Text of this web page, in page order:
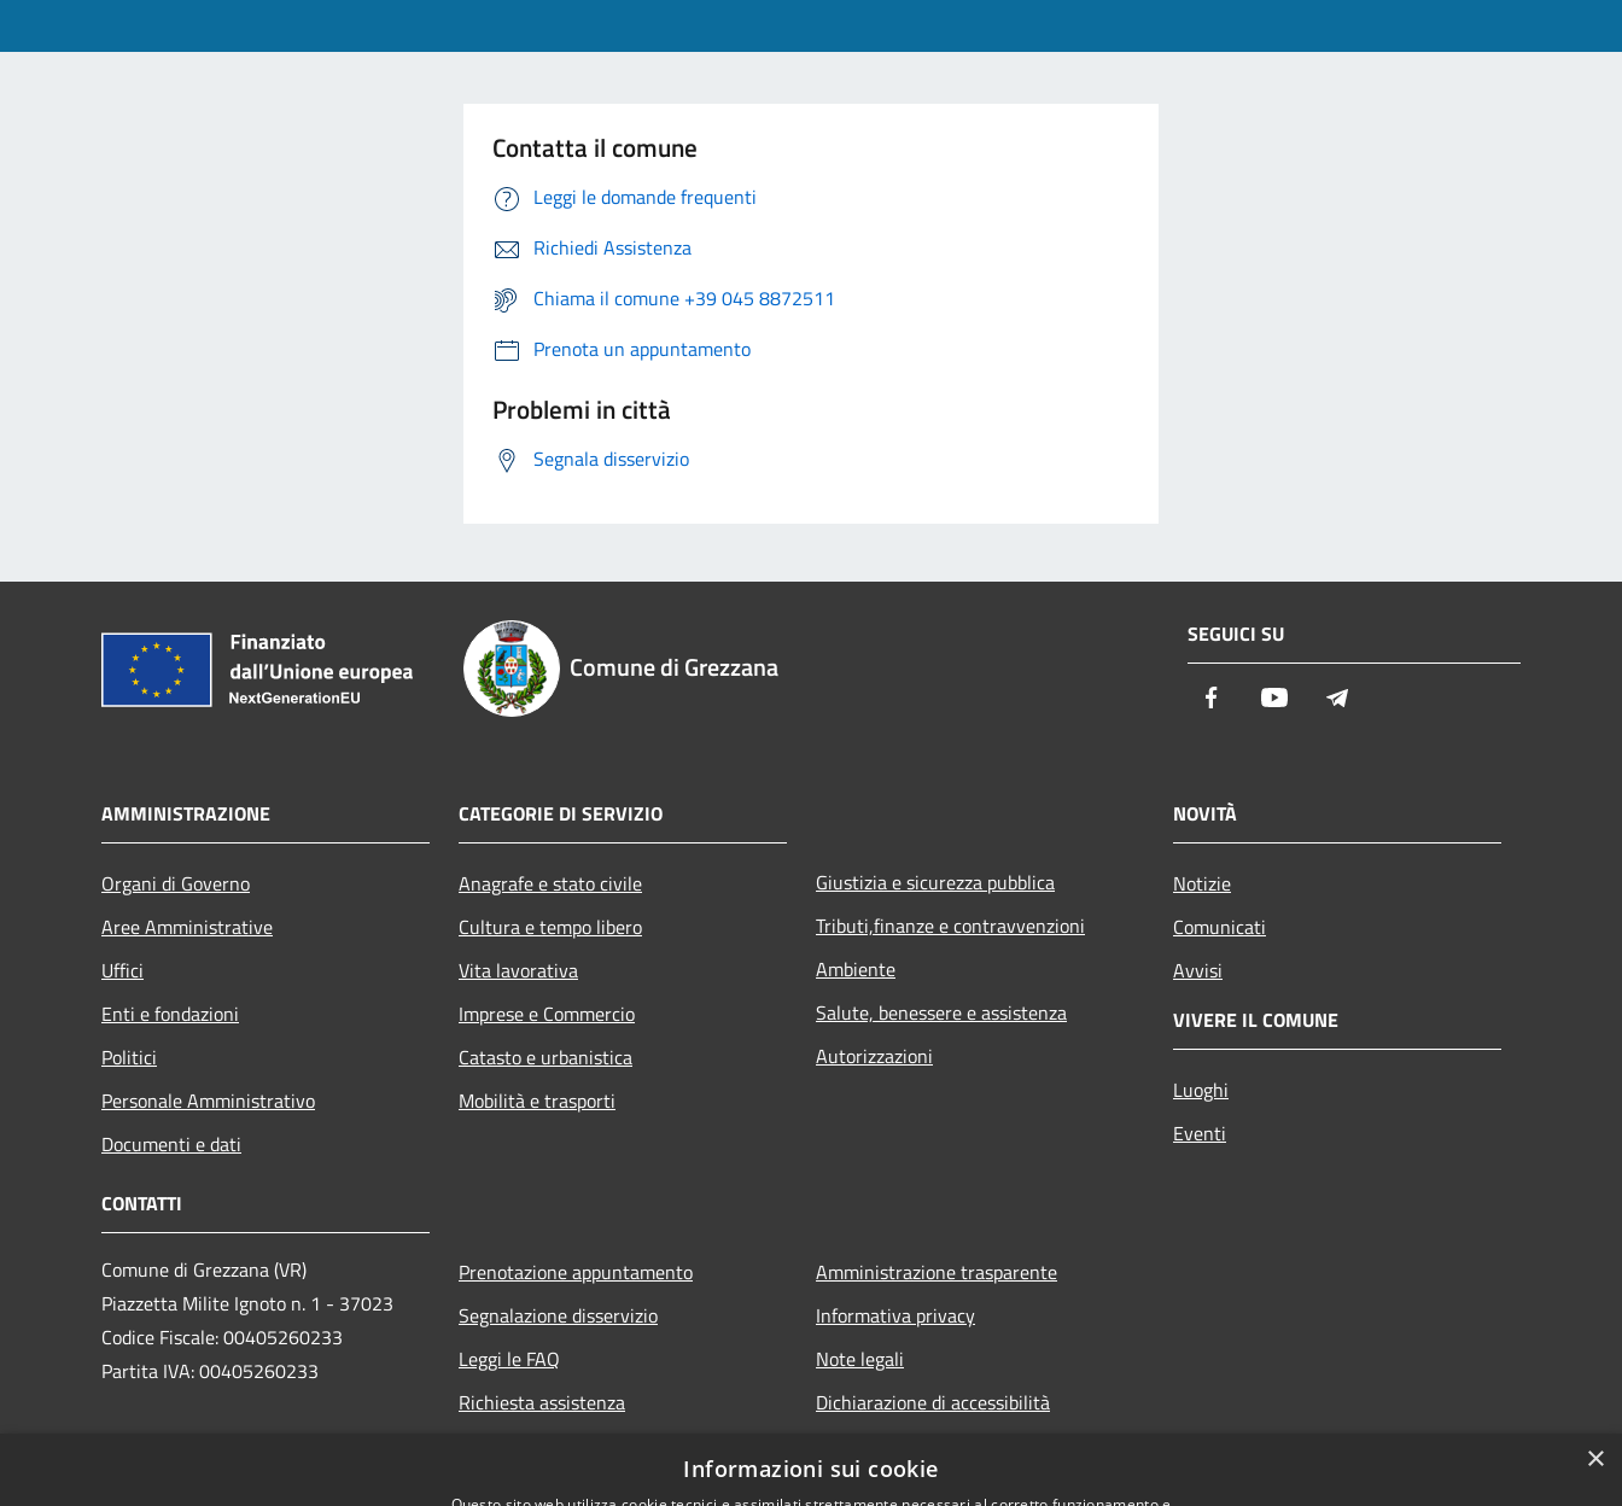
Contatta il comune
Leggi le domande frequenti
Richiedi Assistenza
Chiama il comune +39 045 8872511
Prenota un appuntamento
Problemi in città
Segnala disservizio
Comune di Grezzana
SEGUICI SU
Facebook Youtube
AMMINISTRAZIONE
Organi di Governo
Aree Amministrative
Uffici
Enti e fondazioni
Politici
Personale Amministrativo
Documenti e dati
CATEGORIE DI SERVIZIO
Anagrafe e stato civile
Cultura e tempo libero
Vita lavorativa
Imprese e Commercio
Catasto e urbanistica
Mobilità e trasporti
Giustizia e sicurezza pubblica
Tributi,finanze e contravvenzioni
Ambiente
Salute, benessere e assistenza
Autorizzazioni
NOVITÀ
Notizie
Comunicati
Avvisi
VIVERE IL COMUNE
Luoghi
Eventi
CONTATTI
Comune di Grezzana (VR)
Piazzetta Milite Ignoto n. 1 - 37023
Codice Fiscale: 00405260233
Partita IVA: 00405260233
Prenotazione appuntamento
Segnalazione disservizio
Leggi le FAQ
Richiesta assistenza
Amministrazione trasparente
Informativa privacy
Note legali
Dichiarazione di accessibilità
×
Informazioni sui cookie